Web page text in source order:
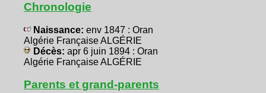
Chronologie
Naissance: env 1847 : Oran
Algérie Française ALGÉRIE
Décès: apr 6 juin 1894 : Oran
Algérie Française ALGÉRIE
Parents et grand-parents